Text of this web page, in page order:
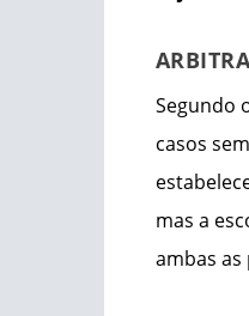
Segundo
casos
mas a
ambas as